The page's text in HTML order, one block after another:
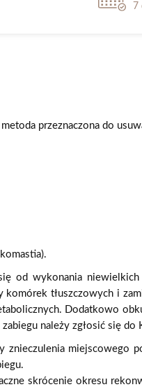
7
przeznaczona do
od wykonania
komórek tłuszczowych i
Dodatkowo
należy zgłosić się
znieczulenia miejscowego
skrócenie okresu